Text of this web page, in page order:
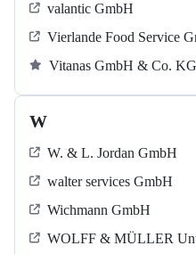
valantic GmbH
Vierlande Food Service
Vitanas GmbH & Co.
W
W. & L. Jordan GmbH
walter services GmbH
Wichmann GmbH
WOLFF & MÜLLER